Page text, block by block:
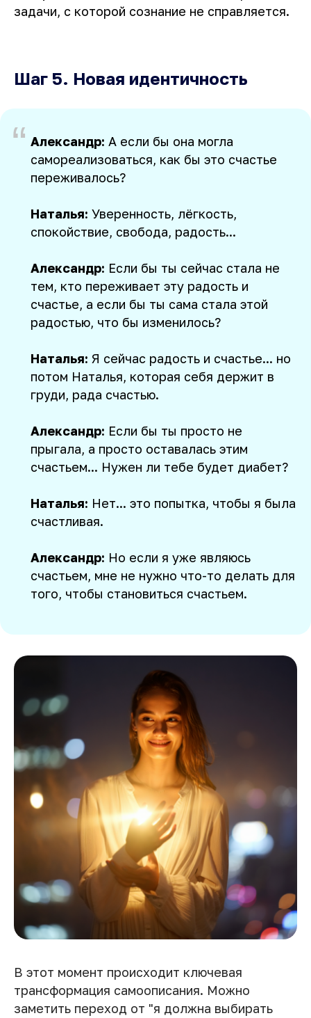
задачи, с которой сознание не справляется.
Шаг 5. Новая идентичность
“ Александр: А если бы она могла
самореализоваться, как бы это счастье
переживалось?
Наталья: Уверенность, лёгкость,
спокойствие, свобода, радость...
Александр: Если бы ты сейчас стала не
тем, кто переживает эту радость и
счастье, а если бы ты сама стала этой
радостью, что бы изменилось?
Наталья: Я сейчас радость и счастье... но
потом Наталья, которая себя держит в
груди, рада счастью.
Александр: Если бы ты просто не
прыгала, а просто оставалась этим
счастьем... Нужен ли тебе будет диабет?
Наталья: Нет... это попытка, чтобы я была
счастливая.
Александр: Но если я уже являюсь
счастьем, мне не нужно что-то делать для
того, чтобы становиться счастьем.
В этот момент происходит ключевая
трансформация самоописания. Можно
заметить переход от "я должна выбирать